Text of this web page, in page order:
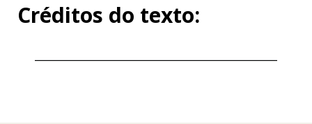
Créditos do texto: